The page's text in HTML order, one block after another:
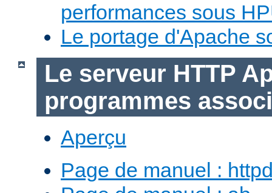
performances sous
Le portage d'Apache
Le serveur HTTP
programmes
Aperçu
Page de manuel :